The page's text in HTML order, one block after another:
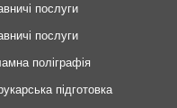
послуги
послуги
поліграфія
підготовка